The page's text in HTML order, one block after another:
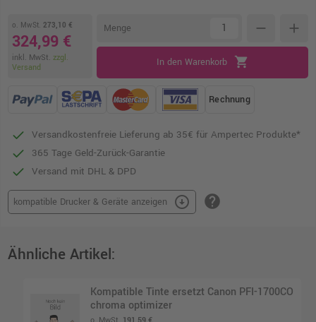
o. MwSt. 273,10 €
324,99 €
inkl. MwSt. zzgl.
Versand
Menge remove add
In den Warenkorb shopping_cart
Rechnung
Versandkostenfreie Lieferung ab 35€ für Ampertec Produkte*
365 Tage Geld-Zurück-Garantie
Versand mit DHL & DPD
kompatible Drucker & Geräte anzeigen arrow_circle_down help
Ähnliche Artikel:
Kompatible Tinte ersetzt Canon PFI-1700CO
chroma optimizer